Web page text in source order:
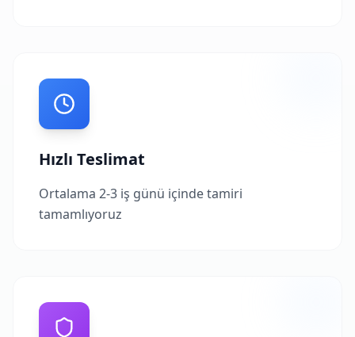
Hızlı Teslimat
Ortalama 2-3 iş günü içinde tamiri
tamamlıyoruz